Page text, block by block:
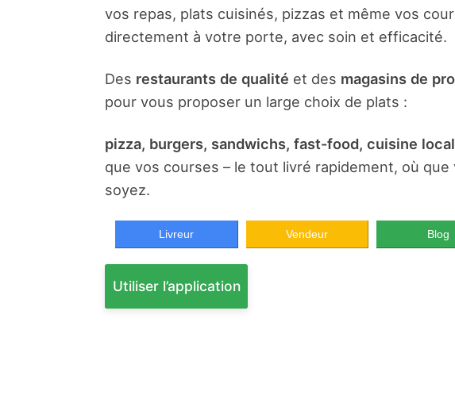
vos repas, plats cuisinés, pizzas et même vos
directement à votre porte, avec soin et efficacité.
Des restaurants de qualité et des magasins de
pour vous proposer un large choix de plats :
pizza, burgers, sandwichs, fast-food, cuisine
que vos courses – le tout livré rapidement, où que
soyez.
Livreur Vendeur Blog
Utiliser l’application